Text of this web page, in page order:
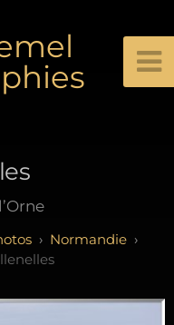
Normandie